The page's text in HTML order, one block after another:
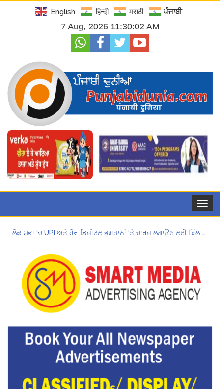
English हिन्दी मराठी ਪੰਜਾਬੀ
7 Aug, 2026 11:30:03 AM
Toggle
ਲੋਕ ਸਭਾ ‘ਚ UPI ਅਤੇ ਹੋਰ ਡਿਜ਼ੀਟਲ ਭੁਗਤਾਨਾਂ ‘ਤੇ ਚਾਰਜ ਲਗਾਉਣ ਲਈ ਬਿੱਲ ਪਾਸ
Hukamnama Sri Darbar Sahib, Amritsar – Punjabi Dunia
Hukamnama Sri Darbar Sahib, Amritsar – Punjabi Dunia